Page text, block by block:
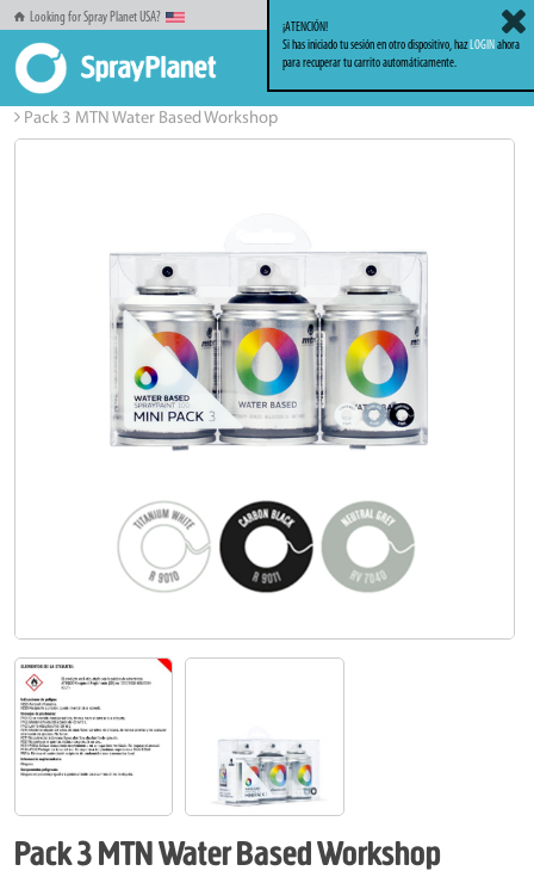
Looking for Spray Planet USA?
Inicio
Pack 3 MTN Water Based Workshop
Pack 3 MTN Water Based Workshop
¡ATENCIÓN!
Si has iniciado tu sesión en otro dispositivo, hazLOGINahora
para recuperar tu carrito automáticamente.